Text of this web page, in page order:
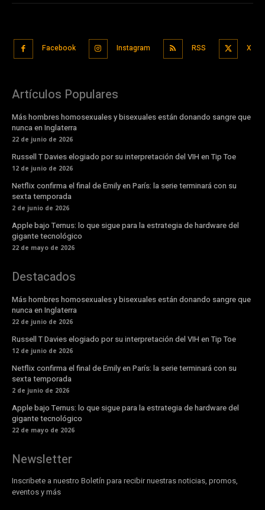
Facebook Instagram RSS X
Artículos Populares
Más hombres homosexuales y bisexuales están donando sangre que
nunca en Inglaterra
22 de junio de 2026
Russell T Davies elogiado por su interpretación del VIH en Tip Toe
12 de junio de 2026
Netflix confirma el final de Emily en París: la serie terminará con su
sexta temporada
2 de junio de 2026
Apple bajo Ternus: lo que sigue para la estrategia de hardware del
gigante tecnológico
22 de mayo de 2026
Destacados
Más hombres homosexuales y bisexuales están donando sangre que
nunca en Inglaterra
22 de junio de 2026
Russell T Davies elogiado por su interpretación del VIH en Tip Toe
12 de junio de 2026
Netflix confirma el final de Emily en París: la serie terminará con su
sexta temporada
2 de junio de 2026
Apple bajo Ternus: lo que sigue para la estrategia de hardware del
gigante tecnológico
22 de mayo de 2026
Newsletter
Inscribete a nuestro Boletín para recibir nuestras noticias, promos,
eventos y más